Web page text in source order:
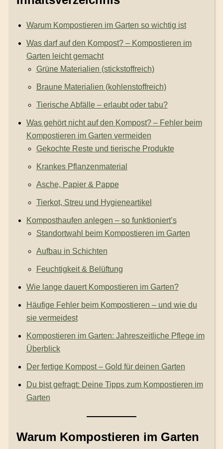
Warum Kompostieren im Garten so wichtig ist
Was darf auf den Kompost? – Kompostieren im
Garten leicht gemacht
Grüne Materialien (stickstoffreich)
Braune Materialien (kohlenstoffreich)
Tierische Abfälle – erlaubt oder tabu?
Was gehört nicht auf den Kompost? – Fehler beim
Kompostieren im Garten vermeiden
Gekochte Reste und tierische Produkte
Krankes Pflanzenmaterial
Asche, Papier & Pappe
Tierkot, Streu und Hygieneartikel
Komposthaufen anlegen – so funktioniert’s
Standortwahl beim Kompostieren im Garten
Aufbau in Schichten
Feuchtigkeit & Belüftung
Wie lange dauert Kompostieren im Garten?
Häufige Fehler beim Kompostieren – und wie du
sie vermeidest
Kompostieren im Garten: Jahreszeitliche Pflege im
Überblick
Der fertige Kompost – Gold für deinen Garten
Du bist gefragt: Deine Tipps zum Kompostieren im
Garten
Warum Kompostieren im Garten